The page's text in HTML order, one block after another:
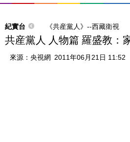
紀實台 《共産黨人》--西藏衛視
共産黨人 人物篇 羅盛教：
來源： 央視網 2011年06月21日 11:52